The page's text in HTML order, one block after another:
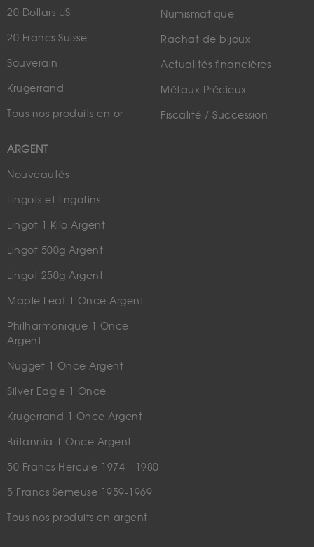
20 Dollars US
20 Francs Suisse
Souverain
Krugerrand
Tous nos produits en or
ARGENT
Nouveautés
Lingots et lingotins
Lingot 1 Kilo Argent
Lingot 500g Argent
Lingot 250g Argent
Maple Leaf 1 Once Argent
Philharmonique 1 Once
Argent
Nugget 1 Once Argent
Silver Eagle 1 Once
Krugerrand 1 Once Argent
Britannia 1 Once Argent
50 Francs Hercule 1974 - 1980
5 Francs Semeuse 1959-1969
Tous nos produits en argent
Numismatique
Rachat de bijoux
Actualités financières
Métaux Précieux
Fiscalité / Succession